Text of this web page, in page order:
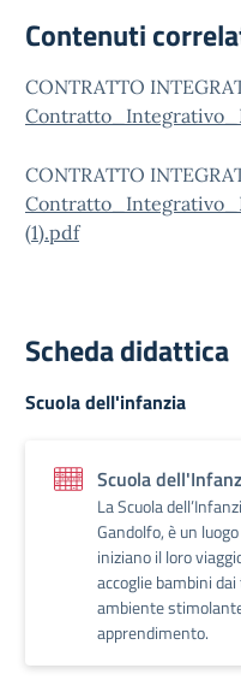
Contenuti
CONTRATTO
CONTRATTO
(1).pdf
Scheda didattica
Scuola dell'infanzia
Scuola
La Scuola
Gandolfo, è un
iniziano il loro
accoglie bambini
ambiente
apprendimento.